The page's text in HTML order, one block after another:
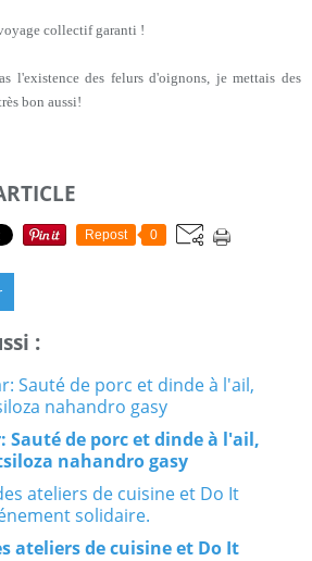
collectif garanti !
l'existence des felurs d'oignons, je mettais des
bon aussi!
Repost 0
:
Sauté de porc et dinde à l'ail,
nahandro gasy
ateliers de cuisine et Do It